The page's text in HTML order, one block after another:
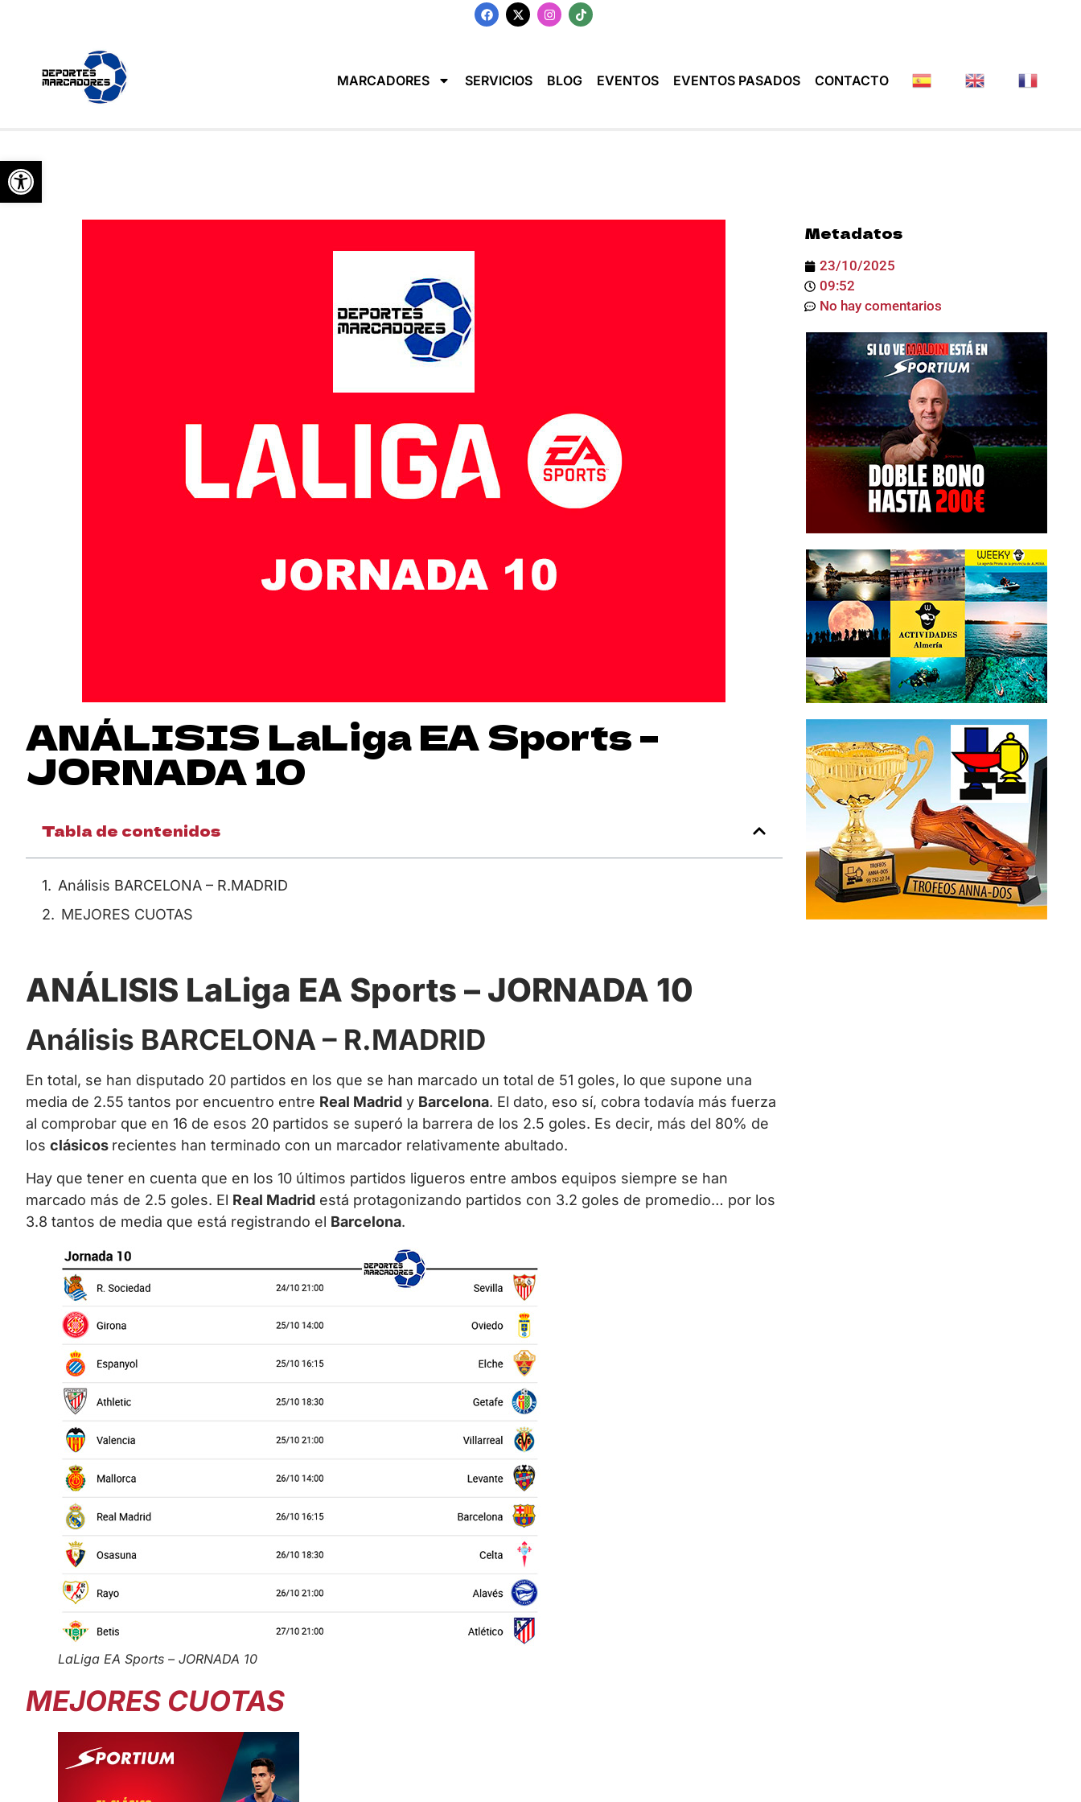
Abrir barra de herramientas
MARCADORES SERVICIOS BLOG EVENTOS EVENTOS PASADOS CONTACTO
ANÁLISIS LaLiga EA Sports –
JORNADA 10
Tabla de contenidos
Análisis BARCELONA – R.MADRID
MEJORES CUOTAS
ANÁLISIS LaLiga EA Sports – JORNADA 10
Análisis BARCELONA – R.MADRID
En total, se han disputado 20 partidos en los que se han marcado un total de 51 goles, lo que supone una
media de 2.55 tantos por encuentro entre Real Madrid y Barcelona. El dato, eso sí, cobra todavía más fuerza
al comprobar que en 16 de esos 20 partidos se superó la barrera de los 2.5 goles. Es decir, más del 80% de
los clásicos recientes han terminado con un marcador relativamente abultado.
Hay que tener en cuenta que en los 10 últimos partidos ligueros entre ambos equipos siempre se han
marcado más de 2.5 goles. El Real Madrid está protagonizando partidos con 3.2 goles de promedio… por los
3.8 tantos de media que está registrando el Barcelona.
LaLiga EA Sports – JORNADA 10
MEJORES CUOTAS
Metadatos
23/10/2025
09:52
No hay comentarios